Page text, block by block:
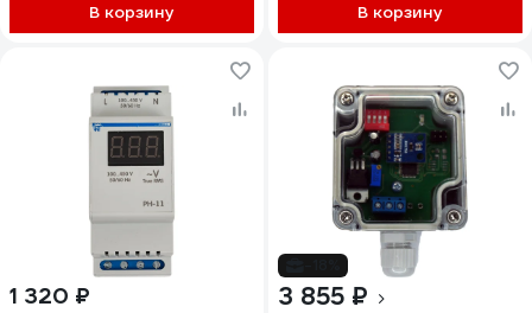
В корзину В корзину
1 320 ₽ 3 855 ₽